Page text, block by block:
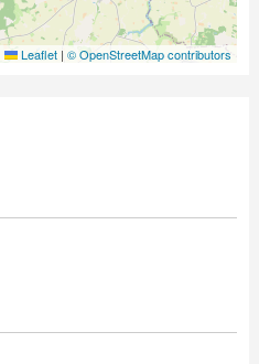
Leaflet | © OpenStreetMap contributors